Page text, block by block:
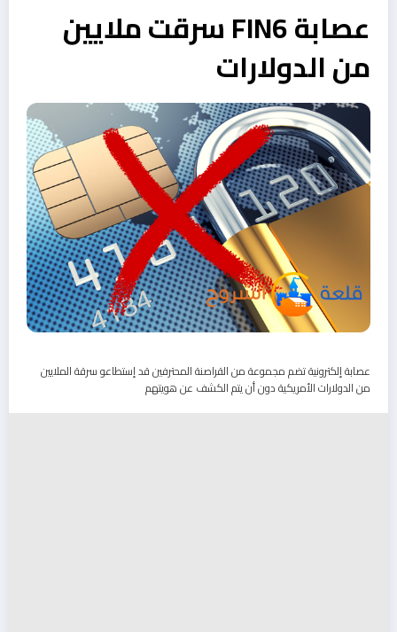
عصابة FIN6 سرقت ملايين
من الدولارات
عصابة إلكترونية تضم مجموعة من القراصنة المحترفين قد إستطاعو سرقة الملايين
من الدولارات الأمريكية دون أن يتم الكشف عن هويتهم